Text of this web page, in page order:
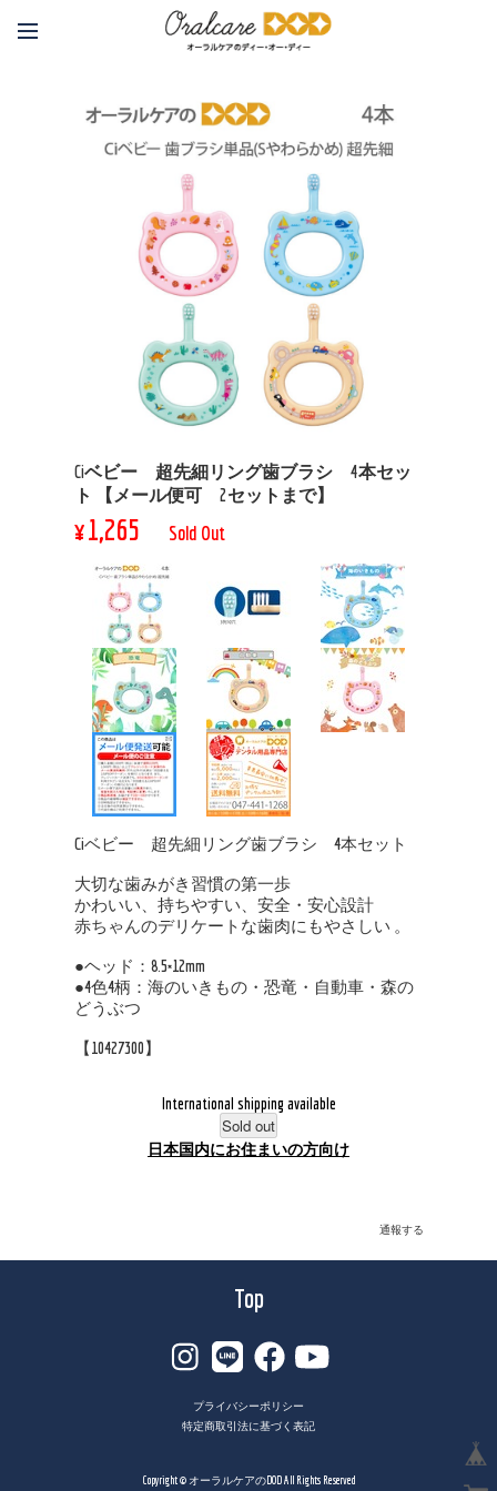
Ciベビー 超先細リング歯ブラシ 4本セッ
ト 【メール便可 2セットまで】
¥1,265 Sold Out
Ciベビー 超先細リング歯ブラシ 4本セット
大切な歯みがき習慣の第一歩
かわいい、持ちやすい、安全・安心設計
赤ちゃんのデリケートな歯肉にもやさしい 。
●ヘッド：8.5×12mm
●4色4柄：海のいきもの・恐竜・自動車・森の
どうぶつ
【10427300】
International shipping available
Sold out
日本国内にお住まいの方向け
通報する
Top
プライバシーポリシー
特定商取引法に基づく表記
Copyright © オーラルケアのDOD All Rights Reserved